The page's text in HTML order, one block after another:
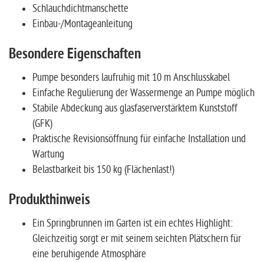
Schlauchdichtmanschette
Einbau-/Montageanleitung
Besondere Eigenschaften
Pumpe besonders laufruhig mit 10 m Anschlusskabel
Einfache Regulierung der Wassermenge an Pumpe möglich
Stabile Abdeckung aus glasfaserverstärktem Kunststoff
(GFK)
Praktische Revisionsöffnung für einfache Installation und
Wartung
Belastbarkeit bis 150 kg (Flächenlast!)
Produkthinweis
Ein Springbrunnen im Garten ist ein echtes Highlight:
Gleichzeitig sorgt er mit seinem seichten Plätschern für
eine beruhigende Atmosphäre